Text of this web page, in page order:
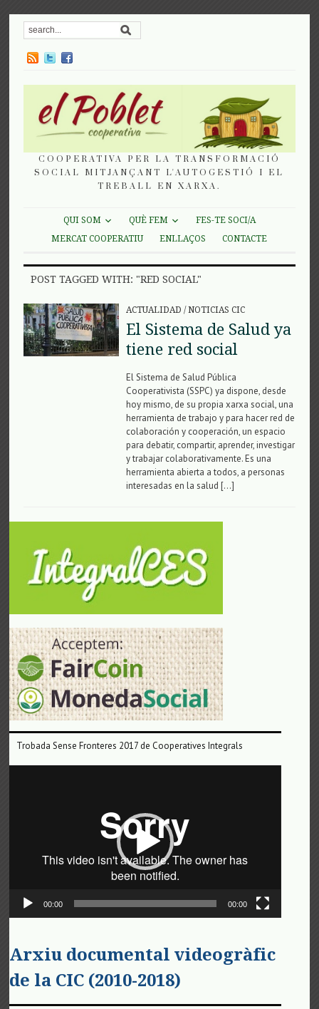
COOPERATIVA PER LA TRANSFORMACIÓ
SOCIAL MITJANÇANT L'AUTOGESTIÓ I EL
TREBALL EN XARXA.
QUI SOM QUÈ FEM
FES-TE SOCI/A
MERCAT COOPERATIU
ENLLAÇOS CONTACTE
POST TAGGED WITH: "RED SOCIAL"
ACTUALIDAD /NOTICIAS CIC
El Sistema de Salud ya
tiene red social
El Sistema de Salud Pública
Cooperativista (SSPC) ya dispone, desde
hoy mismo, de su propia xarxa social, una
herramienta de trabajo y para hacer red de
colaboración y cooperación, un espacio
para debatir, compartir, aprender, investigar
y trabajar colaborativamente. Es una
herramienta abierta a todos, a personas
interesadas en la salud […]
Trobada Sense Fronteres 2017 de Cooperatives Integrals
00:00 00:00
Arxiu documental videogràfic
de la CIC (2010-2018)